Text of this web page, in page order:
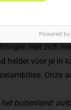
Neem je
het met de
met zich
helder voor je in
Onze
buitenland:
Powered by